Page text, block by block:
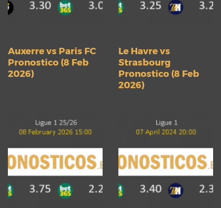
Auxerre vs Paris FC
Pronostico (8 Feb
2026)
Le Havre vs
Strasbourg
Pronostico (8 Feb
2026)